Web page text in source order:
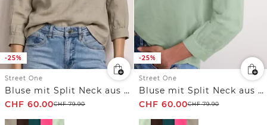
-25%
Street One
Bluse mit Split Neck aus Leinenmix
CHF 60.00CHF79.90
-25%
Street One
Bluse mit Split Neck aus Leinenmix
CHF 60.00CHF79.90